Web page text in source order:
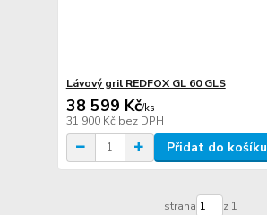
Lávový gril REDFOX GL 60 GLS
38 599 Kč/ks
31 900 Kč bez DPH
Přidat do košíku
strana z 1